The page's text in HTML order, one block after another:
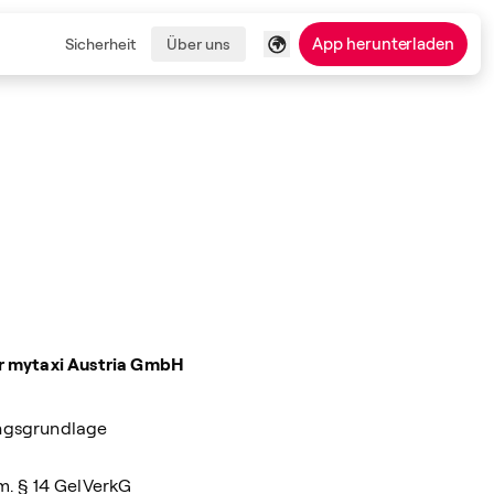
Sicherheit Über uns App herunterladen
mytaxi Austria GmbH
§ 14 GelVerkG